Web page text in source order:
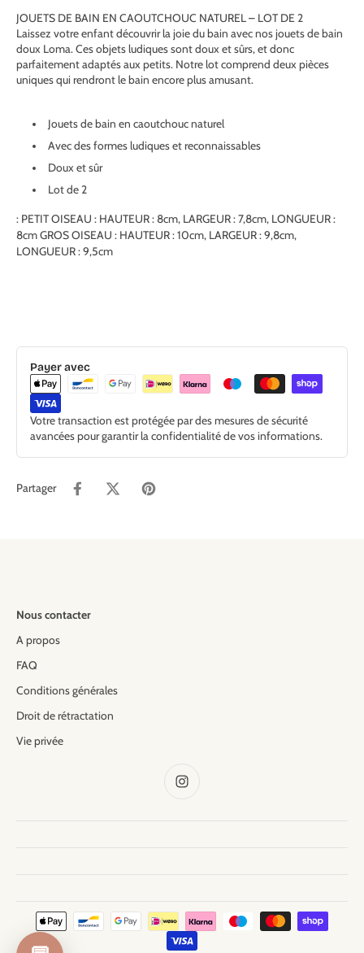
JOUETS DE BAIN EN CAOUTCHOUC NATUREL – LOT DE 2
Laissez votre enfant découvrir la joie du bain avec nos jouets de bain
doux Loma. Ces objets ludiques sont doux et sûrs, et donc
parfaitement adaptés aux petits. Notre lot comprend deux pièces
uniques qui rendront le bain encore plus amusant.
Jouets de bain en caoutchouc naturel
Avec des formes ludiques et reconnaissables
Doux et sûr
Lot de 2
: PETIT OISEAU : HAUTEUR : 8cm, LARGEUR : 7,8cm, LONGUEUR :
8cm GROS OISEAU : HAUTEUR : 10cm, LARGEUR : 9,8cm,
LONGUEUR : 9,5cm
Payer avec
Votre transaction est protégée par des mesures de sécurité
avancées pour garantir la confidentialité de vos informations.
Partager
Nous contacter
A propos
FAQ
Conditions générales
Droit de rétractation
Vie privée